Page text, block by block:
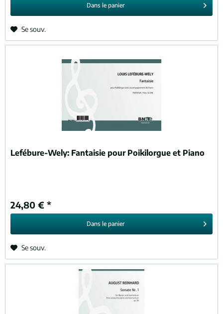
Dans le panier
Se souv.
Lefébure-Wely: Fantaisie pour Poikilorgue et Piano
24,80 € *
Dans le panier
Se souv.